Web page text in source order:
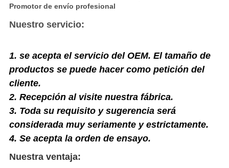
Promotor de envío profesional
Nuestro servicio:
1. se acepta el servicio del OEM. El tamaño de
productos se puede hacer como petición del
cliente.
2. Recepción al visite nuestra fábrica.
3. Toda su requisito y sugerencia será
considerada muy seriamentey estrictamente.
4. Se acepta la orden de ensayo.
Nuestra ventaja: